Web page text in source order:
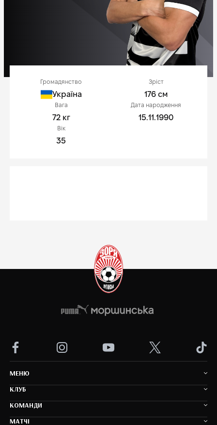
Громадянство
Україна
Зріст
176 см
Вага
72 кг
Дата народження
15.11.1990
Вік
35
MEНЮ
КЛУБ
КОМАНДИ
МАТЧІ